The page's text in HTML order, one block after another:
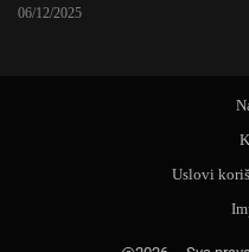
06/12/2025
Uslovi